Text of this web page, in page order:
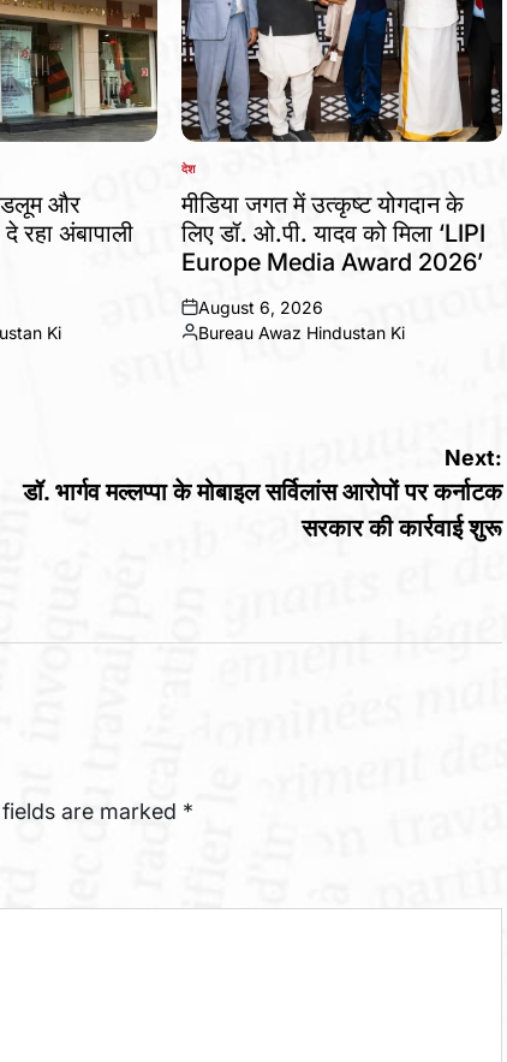
और
रहा अंबापाली
Ki
POSTED
IN
देश
मीडिया जगत में उत्कृष्ट योगदान के
लिए डॉ. ओ.पी. यादव को मिला ‘LIPI
Europe Media Award 2026’
on
August 6, 2026
Posted
Bureau Awaz Hindustan Ki
Next:
डॉ. भार्गव मल्लप्पा के मोबाइल सर्विलांस आरोपों पर कर्नाटक
सरकार की कार्रवाई शुरू
are marked *